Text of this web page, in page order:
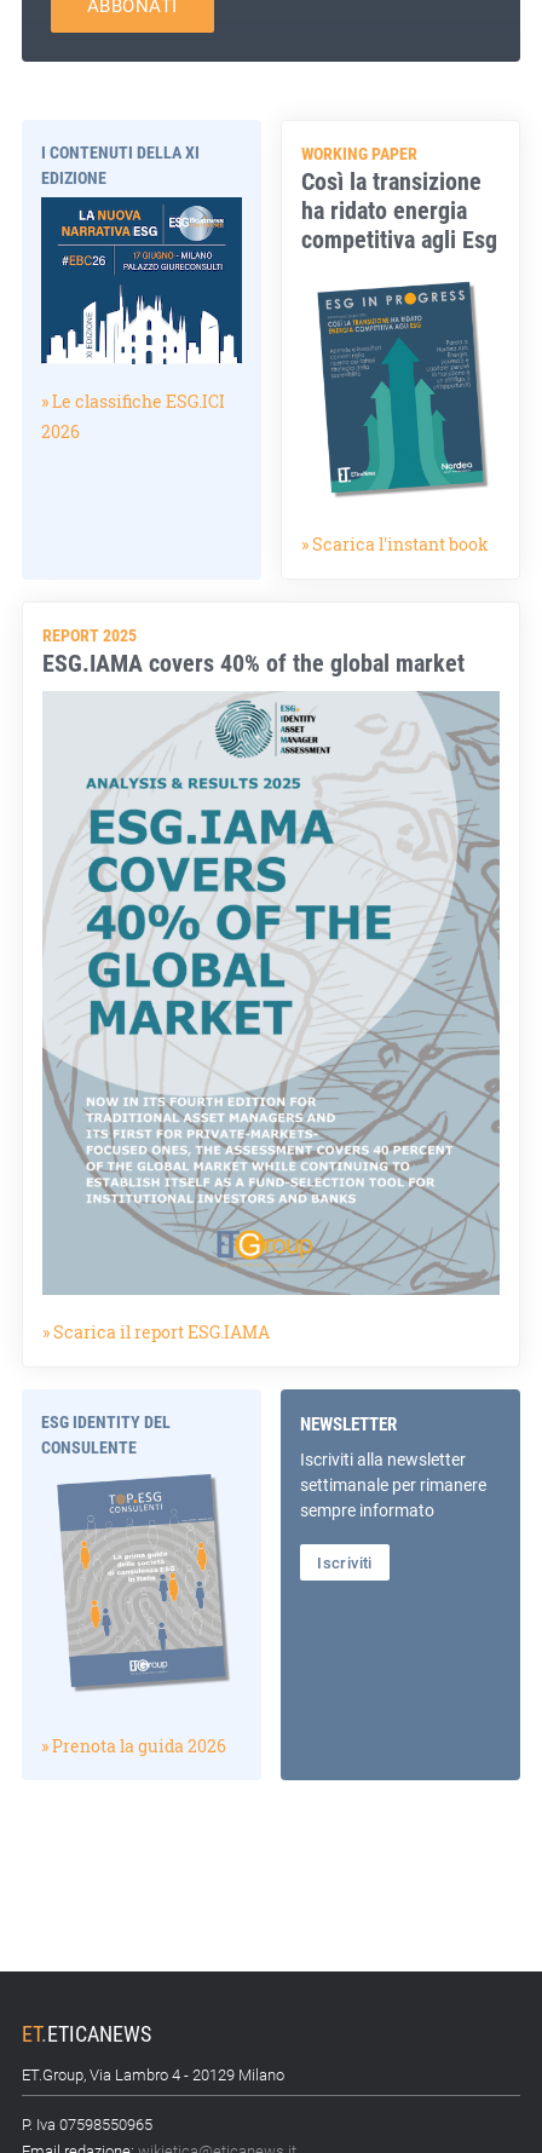
I CONTENUTI DELLA XI
EDIZIONE
» Le classifiche ESG.ICI
2026
WORKING PAPER
Così la transizione
ha ridato energia
competitiva agli Esg
» Scarica l'instant book
REPORT 2025
ESG.IAMA covers 40% of the global market
» Scarica il report ESG.IAMA
ESG IDENTITY DEL
CONSULENTE
» Prenota la guida 2026
NEWSLETTER
Iscriviti alla newsletter
settimanale per rimanere
sempre informato
Iscriviti
ET.ETICANEWS
ET.Group, Via Lambro 4 - 20129 Milano
P. Iva 07598550965